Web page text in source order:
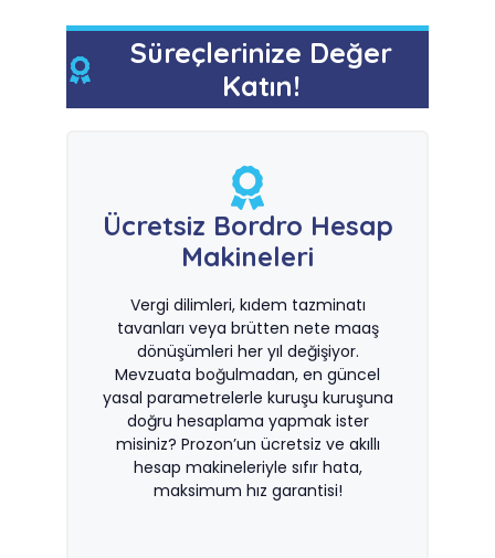
Süreçlerinize Değer
Katın!
Ücretsiz Bordro Hesap
Makineleri
Vergi dilimleri, kıdem tazminatı
tavanları veya brütten nete maaş
dönüşümleri her yıl değişiyor.
Mevzuata boğulmadan, en güncel
yasal parametrelerle kuruşu kuruşuna
doğru hesaplama yapmak ister
misiniz? Prozon’un ücretsiz ve akıllı
hesap makineleriyle sıfır hata,
maksimum hız garantisi!